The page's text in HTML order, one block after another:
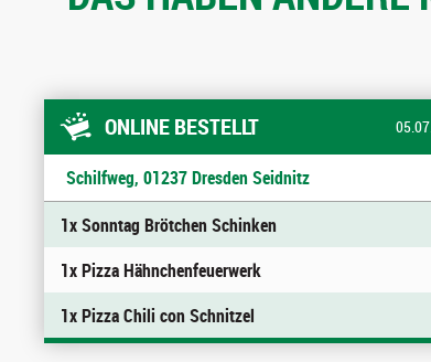
ONLINE BESTELLT
Schilfweg, 01237 Dresden Seidnitz
1x Sonntag Brötchen Schinken
1x Pizza Hähnchenfeuerwerk
1x Pizza Chili con Schnitzel